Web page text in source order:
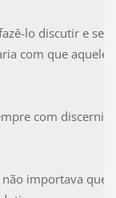
lo discutir e se
com que aquele
com
importava